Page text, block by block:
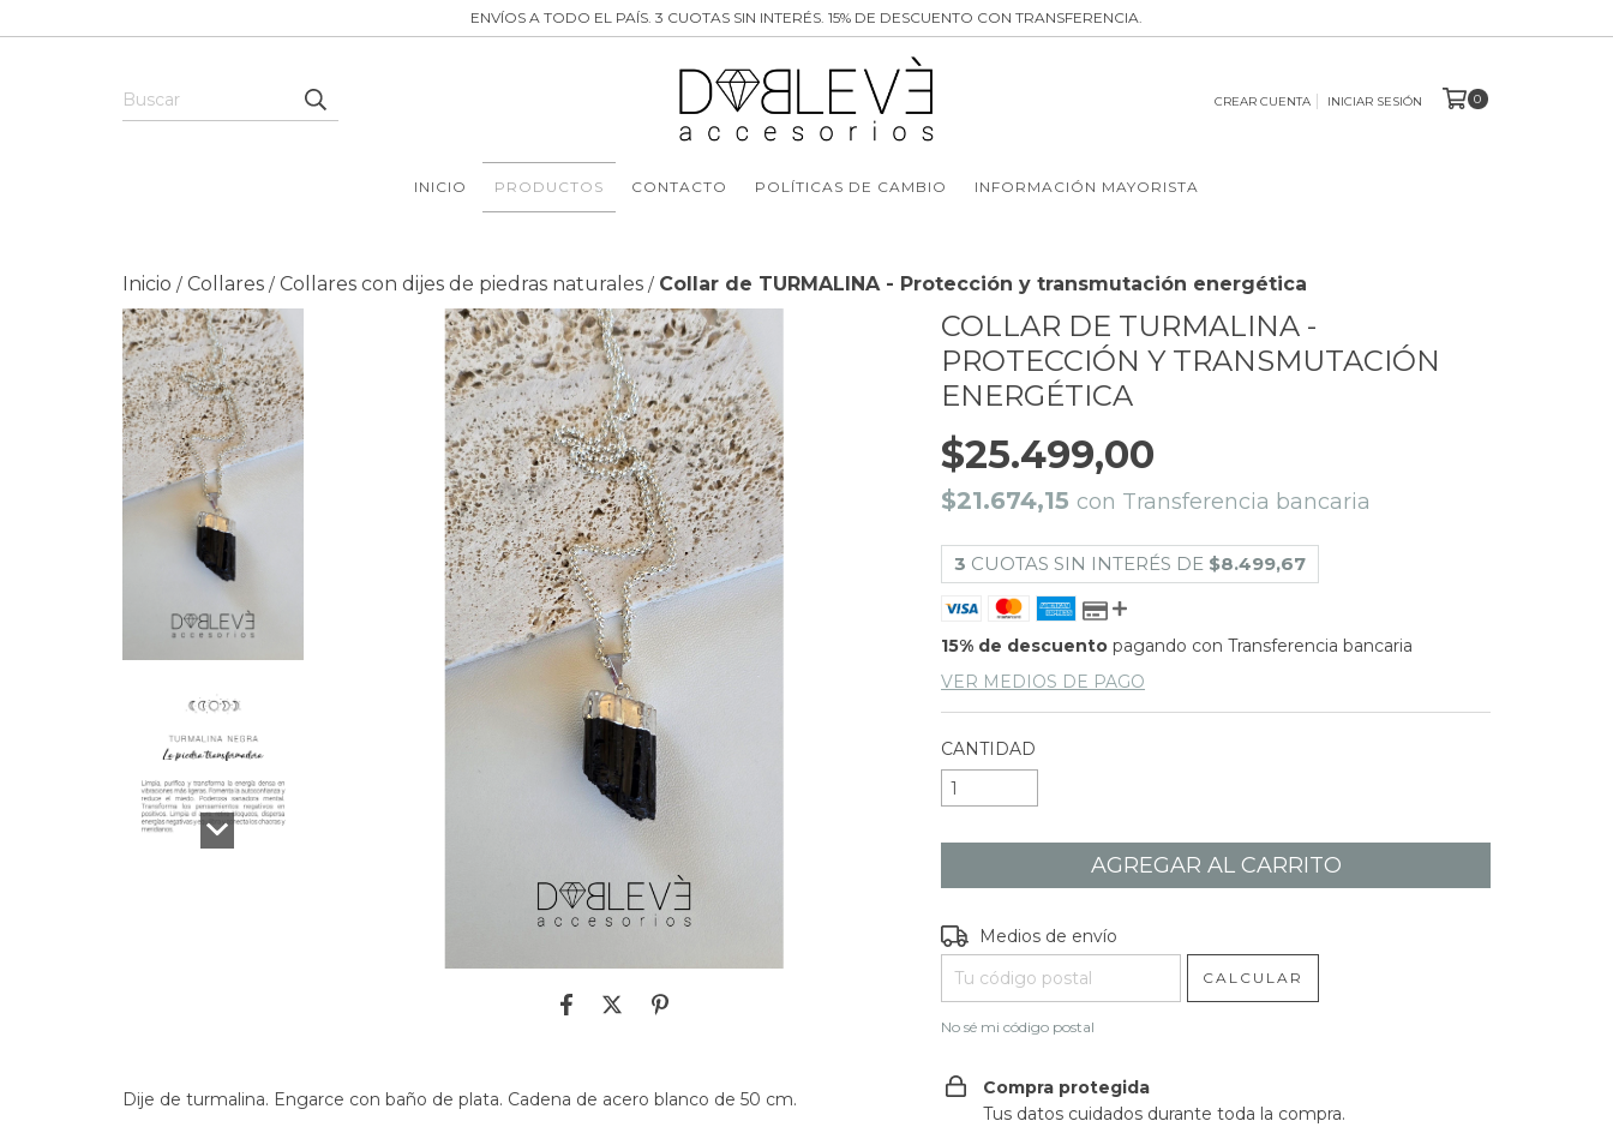
ENVÍOS A TODO EL PAÍS. 3 CUOTAS SIN INTERÉS. 15% DE DESCUENTO CON TRANSFERENCIA.
CREAR CUENTA INICIAR SESIÓN 0
INICIO PRODUCTOS CONTACTO POLÍTICAS DE CAMBIO INFORMACIÓN MAYORISTA
Inicio / Collares / Collares con dijes de piedras naturales / Collar de TURMALINA - Protección y transmutación energética
Dije de turmalina. Engarce con baño de plata. Cadena de acero blanco de 50 cm.
COLLAR DE TURMALINA -
PROTECCIÓN Y TRANSMUTACIÓN
ENERGÉTICA
$25.499,00
$21.674,15 con Transferencia bancaria
3 CUOTAS SIN INTERÉS DE $8.499,67
15% de descuento pagando con Transferencia bancaria
VER MEDIOS DE PAGO
CANTIDAD
Entregas para el CP:
Medios de envío
CALCULAR
No sé mi código postal
Compra protegida
Tus datos cuidados durante toda la compra.